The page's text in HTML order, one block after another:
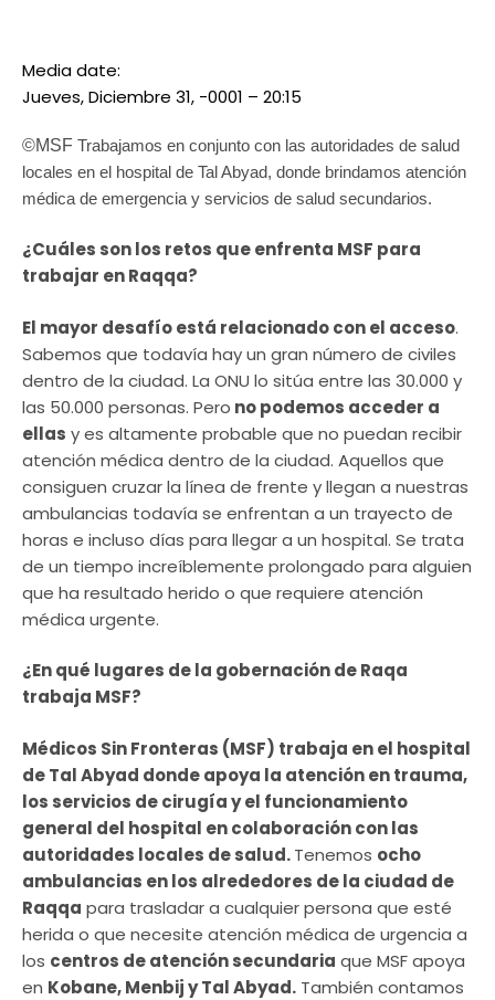
Media date:
Jueves, Diciembre 31, -0001 – 20:15
©MSF Trabajamos en conjunto con las autoridades de salud
locales en el hospital de Tal Abyad, donde brindamos atención
médica de emergencia y servicios de salud secundarios.
¿Cuáles son los retos que enfrenta MSF para
trabajar en Raqqa?
El mayor desafío está relacionado con el acceso.
Sabemos que todavía hay un gran número de civiles
dentro de la ciudad. La ONU lo sitúa entre las 30.000 y
las 50.000 personas. Pero no podemos acceder a
ellas y es altamente probable que no puedan recibir
atención médica dentro de la ciudad. Aquellos que
consiguen cruzar la línea de frente y llegan a nuestras
ambulancias todavía se enfrentan a un trayecto de
horas e incluso días para llegar a un hospital. Se trata
de un tiempo increíblemente prolongado para alguien
que ha resultado herido o que requiere atención
médica urgente.
¿En qué lugares de la gobernación de Raqa
trabaja MSF?
Médicos Sin Fronteras (MSF) trabaja en el hospital
de Tal Abyad donde apoya la atención en trauma,
los servicios de cirugía y el funcionamiento
general del hospital en colaboración con las
autoridades locales de salud.Tenemos ocho
ambulancias en los alrededores de la ciudad de
Raqqa para trasladar a cualquier persona que esté
herida o que necesite atención médica de urgencia a
los centros de atención secundaria que MSF apoya
en Kobane, Menbij y Tal Abyad. También contamos